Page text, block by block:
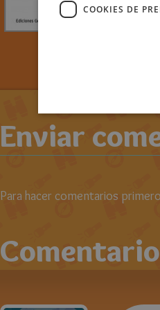
EL
Enviar
Para hacer comentarios
COOKIES DE